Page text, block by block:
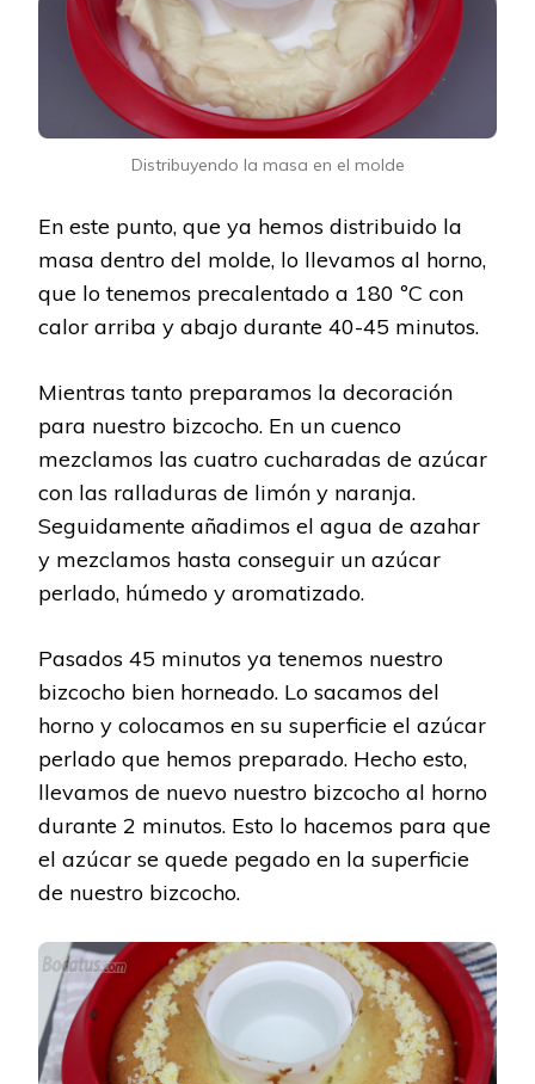
Distribuyendo la masa en el molde
En este punto, que ya hemos distribuido la
masa dentro del molde, lo llevamos al horno,
que lo tenemos precalentado a 180 ºC con
calor arriba y abajo durante 40-45 minutos.
Mientras tanto preparamos la decoración
para nuestro bizcocho. En un cuenco
mezclamos las cuatro cucharadas de azúcar
con las ralladuras de limón y naranja.
Seguidamente añadimos el agua de azahar
y mezclamos hasta conseguir un azúcar
perlado, húmedo y aromatizado.
Pasados 45 minutos ya tenemos nuestro
bizcocho bien horneado. Lo sacamos del
horno y colocamos en su superficie el azúcar
perlado que hemos preparado. Hecho esto,
llevamos de nuevo nuestro bizcocho al horno
durante 2 minutos. Esto lo hacemos para que
el azúcar se quede pegado en la superficie
de nuestro bizcocho.